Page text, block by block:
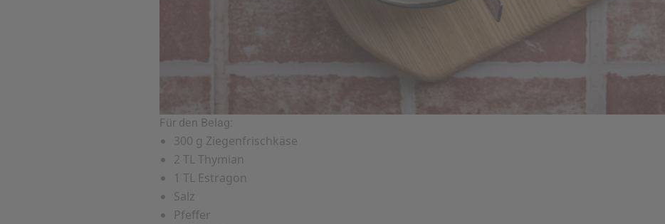
Für den Belag:
300 g Ziegenfrischkäse
2 TL Thymian
1 TL Estragon
Salz
Pfeffer